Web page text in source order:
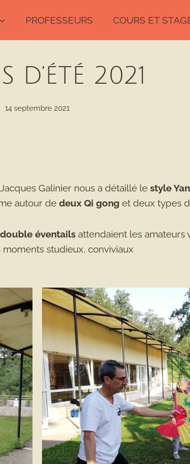
PROFESSEURS COURS ET
D’ÉTÉ 2021
14 septembre 2021
Galinier nous a détaillé le style
autour de deux Qi gong et deux types
éventails attendaient les amateurs
studieux, conviviaux